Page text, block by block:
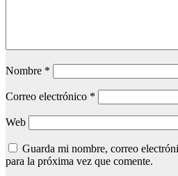
Nombre *
Correo electrónico *
Web
Guarda mi nombre, correo
para la próxima vez que comente.